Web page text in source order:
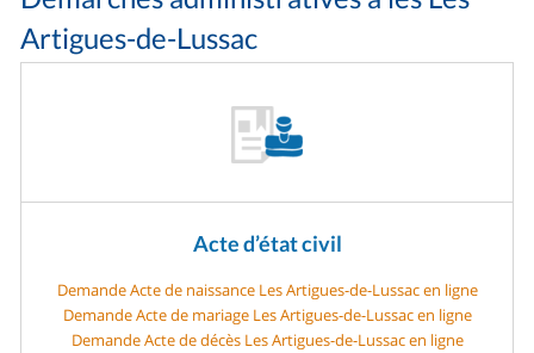
Artigues-de-Lussac
Acte d’état civil
Demande Acte de naissance Les Artigues-de-Lussac en ligne
Demande Acte de mariage Les Artigues-de-Lussac en ligne
Demande Acte de décès Les Artigues-de-Lussac en ligne